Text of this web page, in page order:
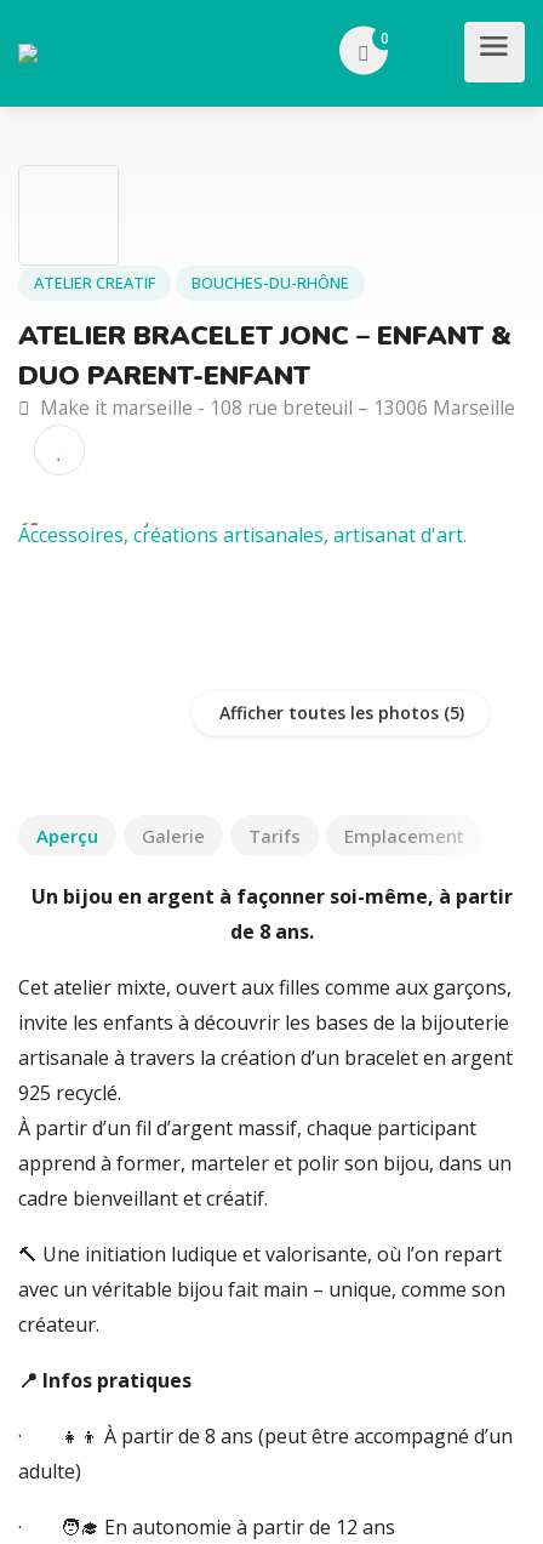
0
ATELIER BRACELET JONC – ENFANT
DUO PARENT-ENFANT
Make it marseille - 108 rue breteuil – 13006
Afficher toutes les photos
Aperçu Galerie Tarifs Emplacement
Un bijou en argent à façonner soi-même, à partir
de 8 ans.
Cet atelier mixte, ouvert aux filles comme aux garçons,
invite les enfants à découvrir les bases de la bijouterie
artisanale à travers la création d’un bracelet en argent
925 recyclé.
À partir d’un fil d’argent massif, chaque participant
apprend à former, marteler et polir son bijou, dans un
cadre bienveillant et créatif.
🔨 Une initiation ludique et valorisante, où l’on repart
avec un véritable bijou fait main – unique, comme son
créateur.
📍 Infos pratiques
· 👧👦 À partir de 8 ans (peut être accompagné d’un
adulte)
· 🧑‍🎓 En autonomie à partir de 12 ans